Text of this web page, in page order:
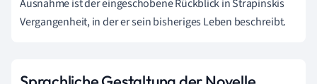
Ausnahme ist der eingeschobene Rückblick in Strapinskis
Vergangenheit, in der er sein bisheriges Leben beschreibt.